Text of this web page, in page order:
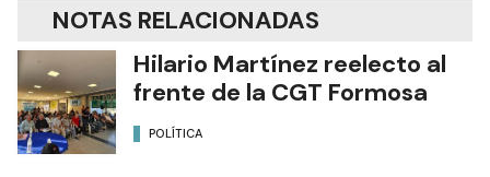
NOTAS RELACIONADAS
Hilario Martínez reelecto al
frente de la CGT Formosa
POLÍTICA